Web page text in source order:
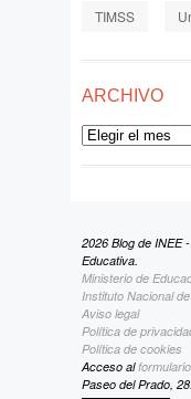
TIMSS
ARCHIVO
Archivo
2026 Blog de INEE
Educativa.
Ministerio de
Instituto Nacional
Aviso legal
Política de
Política de cookies
Acceso al
Paseo del Prado,